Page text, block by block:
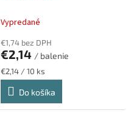
Vypredané
€1,74 bez DPH
€2,14 / balenie
Jednotková
cena:
€2,14 / 10 ks
Do košíka